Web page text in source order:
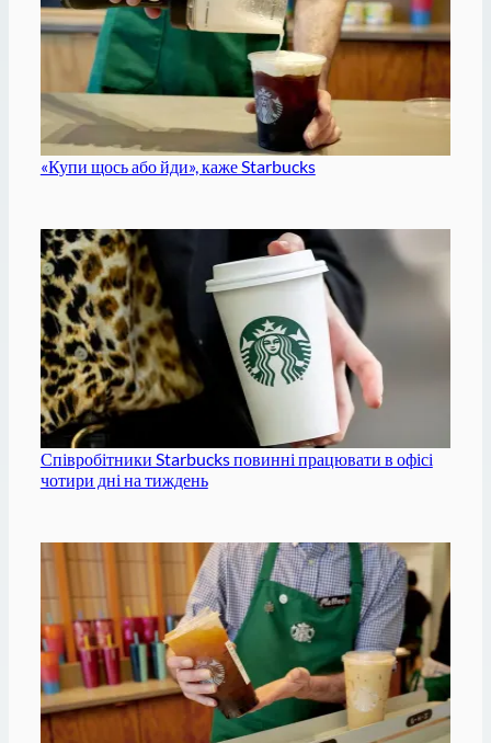
«Купи щось або йди», каже Starbucks
Співробітники Starbucks повинні працювати в офісі
чотири дні на тиждень